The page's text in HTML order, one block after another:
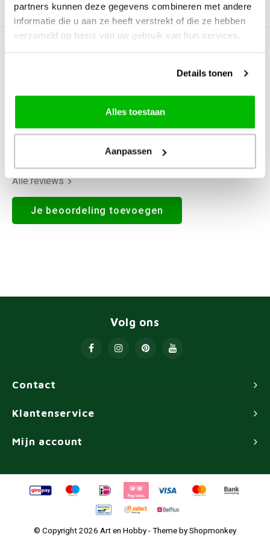
partners kunnen deze gegevens combineren met andere
informatie die u aan ze heeft verstrekt of die ze hebben
verzameld op basis van uw gebruik van hun services.
Details tonen
Alles toestaan
Aanpassen
Productomschrijving
Alle reviews
Je beoordeling toevoegen
Contact
Volg ons
Klantenservice
Mijn account
© Copyright 2026 Art en Hobby - Theme byShopmonkey